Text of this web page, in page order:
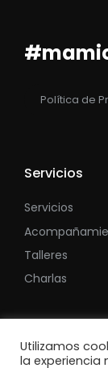
Política de
Servicios
Servicios
Talleres
Charlas
Utilizamos
la experiencia